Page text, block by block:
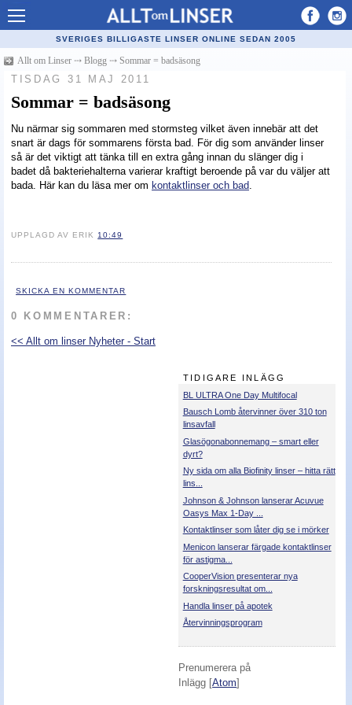
Allt om Linser
Billiga kontaktlinser
Populära linser
Kontaktlinstyper
Optiker
Synfel
Glasögon
Tillverkare - linser
Linstillbehör
SVERIGES BILLIGASTE LINSER ONLINE SEDAN 2005
Allt om Linser ⤏ Blogg ⤏ Sommar = badsäsong
TISDAG 31 MAJ 2011
Sommar = badsäsong
Nu närmar sig sommaren med stormsteg vilket även innebär att det
snart är dags för sommarens första bad. För dig som använder linser
så är det viktigt att tänka till en extra gång innan du slänger dig i
badet då bakteriehalterna varierar kraftigt beroende på var du väljer att
bada. Här kan du läsa mer om kontaktlinser och bad
UPPLAGD AV ERIK10:49
SKICKA EN KOMMENTAR
0 KOMMENTARER:
<< Allt om linser Nyheter - Start
TIDIGARE INLÄGG
BL ULTRA One Day Multifocal
Bausch Lomb återvinner över 310 ton
linsavfall
Glasögonabonnemang – smart eller
dyrt?
Ny sida om alla Biofinity linser – hitta rätt
lins...
Johnson & Johnson lanserar Acuvue
Oasys Max 1-Day ...
Kontaktlinser som låter dig se i mörker
Menicon lanserar färgade kontaktlinser
för astigma...
CooperVision presenterar nya
forskningsresultat om...
Handla linser på apotek
Återvinningsprogram
Prenumerera på
Inlägg [Atom]